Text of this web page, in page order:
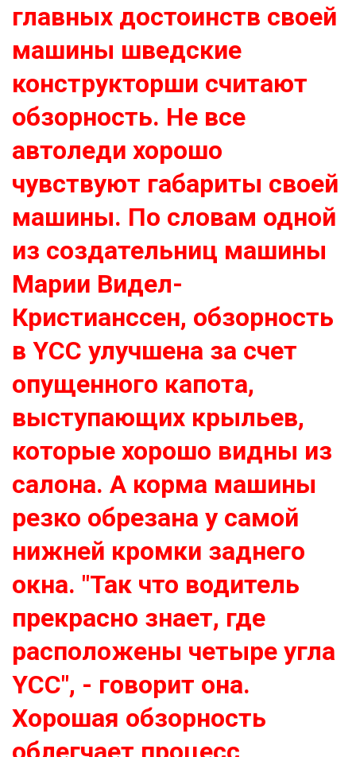
главных достоинств своей
машины шведские
конструкторши считают
обзорность. Не все
автоледи хорошо
чувствуют габариты своей
машины. По словам одной
из создательниц машины
Марии Видел-
Кристианссен, обзорность
в YCC улучшена за счет
опущенного капота,
выступающих крыльев,
которые хорошо видны из
салона. А корма машины
резко обрезана у самой
нижней кромки заднего
окна. "Так что водитель
прекрасно знает, где
расположены четыре угла
YCC", - говорит она.
Хорошая обзорность